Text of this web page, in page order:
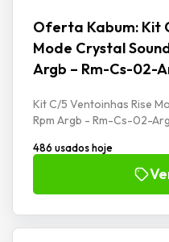
Oferta Kabum: Kit
Mode Crystal
Argb – Rm-Cs-02-
Kit C/5 Ventoinhas Rise
Rpm Argb - Rm-Cs-02-
486 usados hoje